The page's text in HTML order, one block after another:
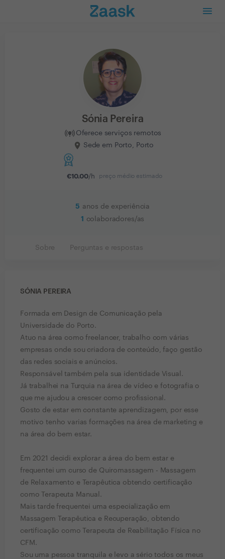
Sónia Pereira
Oferece serviços remotos
Sede em Porto, Porto
€10.00/h preço médio estimado
5 anos de experiência
1
colaboradores/as
Sobre Perguntas e respostas
SÓNIA PEREIRA
Formada em Design de Comunicação pela
Universidade do Porto.
Atuo na área como freelancer, trabalho com várias
empresas onde sou criadora de conteúdo, faço gestão
das redes sociais e anúncios.
Responsável também pela sua identidade Visual.
Já trabalhei na Turquia na área de vídeo e fotografia o
que me ajudou a crescer como profissional.
Gosto de estar em constante aprendizagem, por esse
motivo tenho varias formações na área de marketing e
na área do bem estar.
Em 2021 decidi explorar a área do bem estar e
frequentei um curso de Quiromassagem - Massagem
de Relaxamento e Terapêutica obtendo certificação
como Terapeuta Manual.
Mais tarde frequentei uma especialização em
Massagem Terapêutica e Recuperação, obtendo
certificação como Terapeuta de Reabilitação Física no
CFM.
Sou uma pessoa tranquila e levo a sério todos os meus